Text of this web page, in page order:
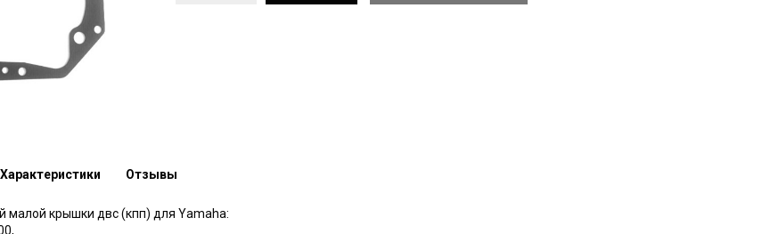
малой крышки двс (кпп) для Yamaha:
Характеристики Отзывы